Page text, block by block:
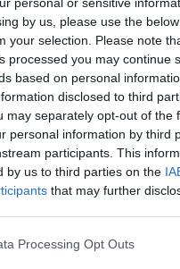
by us, please use the
your selection. Please note
processed you may continue
based on personal
disclosed to third
may separately opt-out of the
personal information by third
participants. This
by us to third parties on the
that may further
Processing Opt Outs
στην Κρήτη: 58 άτομα
ΑΦΟΡΟΛΟΓΗΤΟ
ΡΑΝΤΑΡ